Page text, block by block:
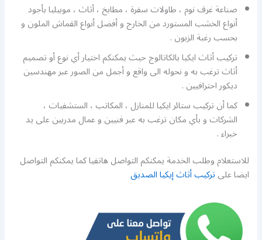
صناعة غرف نوم ، طاولات سفرة ، مطابخ ، أثاث ، موبيليا بأجود
أنواع الخشب المستورد من الخارج و أفضل أنواع القماش الملون و
بحسب رغبة الزبون .
تركيب أثاث ايكيا بالكاتالوج حيث يمكنكم اختيار أي نوع أو تصميم
أثاث ترغب به و نحوله الى واقع و أجمل من الصور عبر مهندسين
ديكور احترافيين .
كما أن تركيب ستائر ايكيا للمنازل ، المكاتب ، الستشفيات ،
الشركات و بأي مكان ترغب به عبر فنيين و عمال مدربين على يد
خبراء .
للاستعلام وطلب الخدمة يمكنكم التواصل هاتفيا كما يمكنكم التواصل
ايضا علىتركيب أثاث إيكيا الصديق